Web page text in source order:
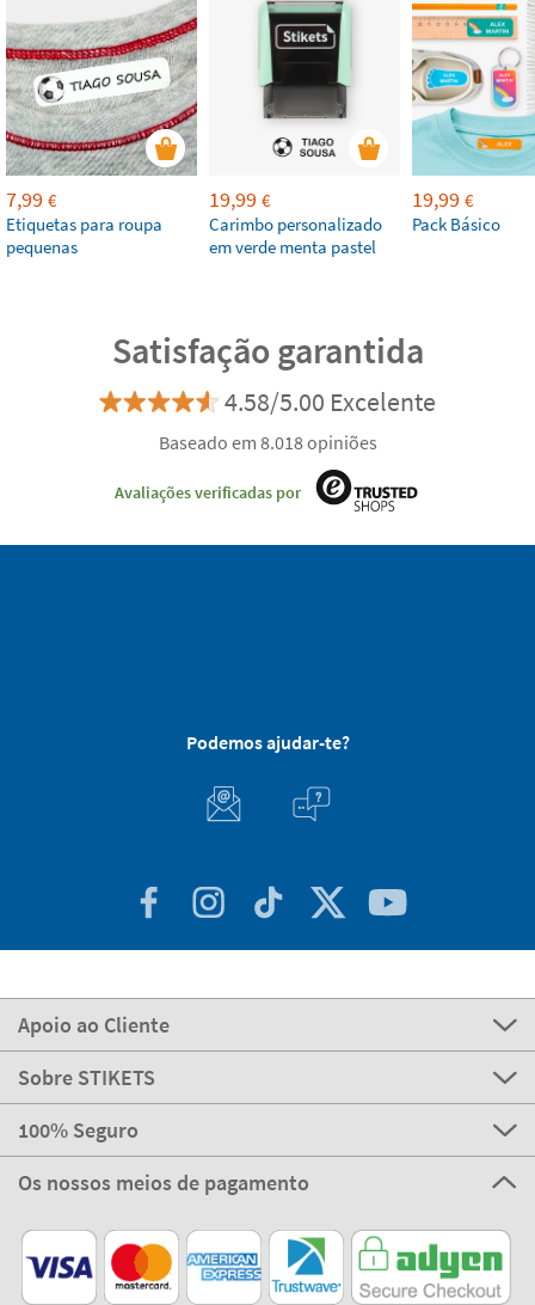
7,99 €
Etiquetas para roupa
pequenas
19,99 €
Carimbo personalizado
em verde menta pastel
19,99 €
Pack Básico
Satisfação garantida
4.58/5.00 Excelente
Baseado em 8.018 opiniões
Avaliações verificadas por
Podemos ajudar-te?
Apoio ao Cliente
Sobre STIKETS
100% Seguro
Os nossos meios de pagamento